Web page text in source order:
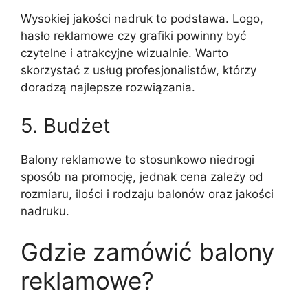
Wysokiej jakości nadruk to podstawa. Logo,
hasło reklamowe czy grafiki powinny być
czytelne i atrakcyjne wizualnie. Warto
skorzystać z usług profesjonalistów, którzy
doradzą najlepsze rozwiązania.
5. Budżet
Balony reklamowe to stosunkowo niedrogi
sposób na promocję, jednak cena zależy od
rozmiaru, ilości i rodzaju balonów oraz jakości
nadruku.
Gdzie zamówić balony
reklamowe?